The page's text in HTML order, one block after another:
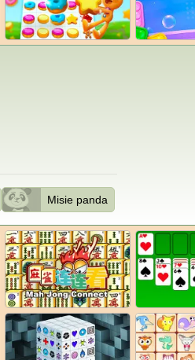
Misie panda